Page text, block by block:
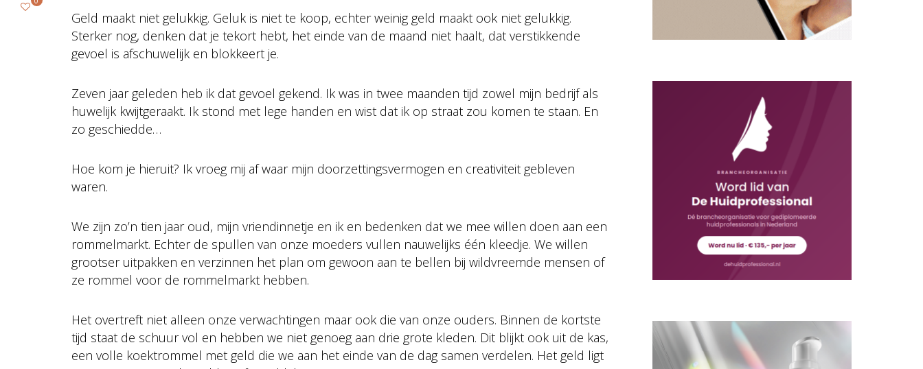
Geld maakt niet gelukkig. Geluk is niet te koop, echter weinig geld maakt ook niet gelukkig.
Sterker nog, denken dat je tekort hebt, het einde van de maand niet haalt, dat verstikkende
gevoel is afschuwelijk en blokkeert je.
Zeven jaar geleden heb ik dat gevoel gekend. Ik was in twee maanden tijd zowel mijn bedrijf als
huwelijk kwijtgeraakt. Ik stond met lege handen en wist dat ik op straat zou komen te staan. En
zo geschiedde…
Hoe kom je hieruit? Ik vroeg mij af waar mijn doorzettingsvermogen en creativiteit gebleven
waren.
We zijn zo’n tien jaar oud, mijn vriendinnetje en ik en bedenken dat we mee willen doen aan een
rommelmarkt. Echter de spullen van onze moeders vullen nauwelijks één kleedje. We willen
grootser uitpakken en verzinnen het plan om gewoon aan te bellen bij wildvreemde mensen of
ze rommel voor de rommelmarkt hebben.
Het overtreft niet alleen onze verwachtingen maar ook die van onze ouders. Binnen de kortste
tijd staat de schuur vol en hebben we niet genoeg aan drie grote kleden. Dit blijkt ook uit de kas,
een volle koektrommel met geld die we aan het einde van de dag samen verdelen. Het geld ligt